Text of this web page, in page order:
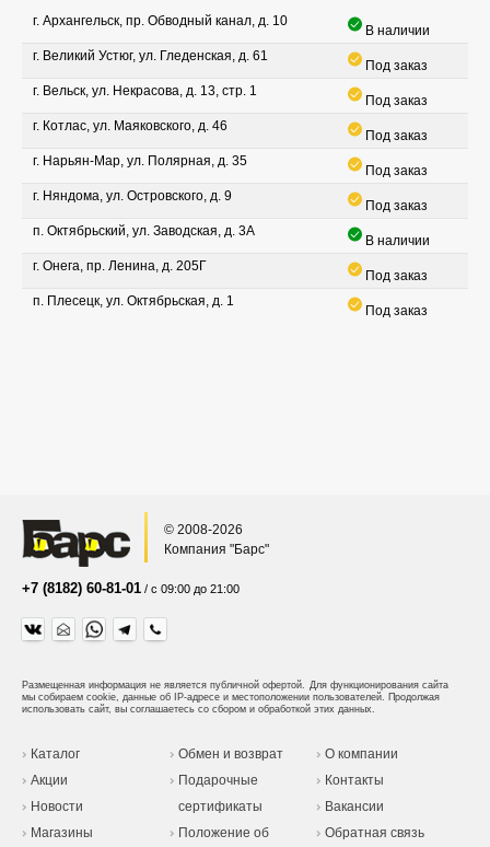
г. Архангельск, пр. Обводный канал, д. 10
В наличии
г. Великий Устюг, ул. Гледенская, д. 61
Под заказ
г. Вельск, ул. Некрасова, д. 13, стр. 1
Под заказ
г. Котлас, ул. Маяковского, д. 46
Под заказ
г. Нарьян-Мар, ул. Полярная, д. 35
Под заказ
г. Няндома, ул. Островского, д. 9
Под заказ
п. Октябрьский, ул. Заводская, д. 3А
В наличии
г. Онега, пр. Ленина, д. 205Г
Под заказ
п. Плесецк, ул. Октябрьская, д. 1
Под заказ
© 2008-2026
Компания "Барс"
+7 (8182) 60-81-01 / с 09:00 до 21:00
Размещенная информация не является публичной офертой. Для функционирования сайта
мы собираем cookie, данные об IP-адресе и местоположении пользователей. Продолжая
использовать сайт, вы соглашаетесь со сбором и обработкой этих данных.
Каталог
Акции
Новости
Магазины
Обмен и возврат
Подарочные
сертификаты
Положение об
О компании
Контакты
Вакансии
Обратная связь